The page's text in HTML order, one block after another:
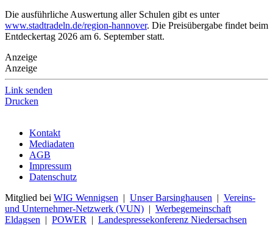
Die ausführliche Auswertung aller Schulen gibt es unter
www.stadtradeln.de/region-hannover. Die Preisübergabe findet beim
Entdeckertag 2026 am 6. September statt.
Anzeige
Anzeige
Link senden
Drucken
Kontakt
Mediadaten
AGB
Impressum
Datenschutz
Mitglied bei WIG Wennigsen | Unser Barsinghausen | Vereins-
und Unternehmer-Netzwerk (VUN) | Werbegemeinschaft
Eldagsen | POWER | Landespressekonferenz Niedersachsen